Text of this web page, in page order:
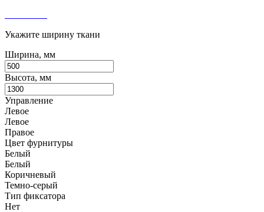
Укажите ширину ткани
Ширина, мм
Высота, мм
Управление
Левое
Левое
Правое
Цвет фурнитуры
Белый
Белый
Коричневый
Темно-серый
Тип фиксатора
Нет